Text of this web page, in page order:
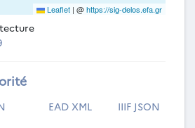
Leaflet | @https://sig-delos.efa.gr
EAD XML IIIF JSON